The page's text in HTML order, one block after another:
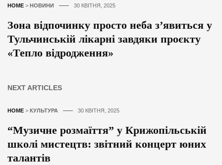
HOME > НОВИНИ 30 КВІТНЯ, 2025
Зона відпочинку просто неба з’явиться у
Тульчинській лікарні завдяки проєкту
«Тепло відродження»
NEXT ARTICLES
HOME > КУЛЬТУРА 30 КВІТНЯ, 2025
“Музичне розмаїття” у Крижопільській
школі мистецтв: звітний концерт юних
талантів